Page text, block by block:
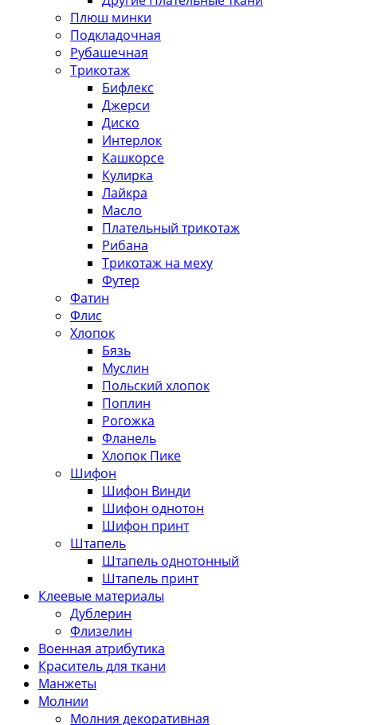
Плюш минки
Подкладочная
Рубашечная
Трикотаж
Бифлекс
Джерси
Диско
Интерлок
Кашкорсе
Кулирка
Лайкра
Масло
Плательный трикотаж
Рибана
Трикотаж на меху
Футер
Фатин
Флис
Хлопок
Бязь
Муслин
Польский хлопок
Поплин
Рогожка
Фланель
Хлопок Пике
Шифон
Шифон Винди
Шифон однотон
Шифон принт
Штапель
Штапель однотонный
Штапель принт
Клеевые материалы
Дублерин
Флизелин
Военная атрибутика
Краситель для ткани
Манжеты
Молнии
Молния декоративная